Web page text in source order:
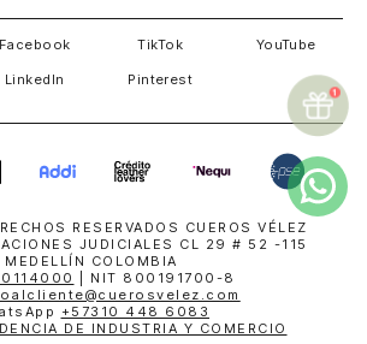
Facebook TikTok YouTube
LinkedIn Pinterest
RESERVADOS CUEROS VÉLEZ
JUDICIALES CL 29 # 52 -115
MEDELLÍN COLOMBIA
| NIT 800191700-8
+57310 448 6083
DE INDUSTRIA Y COMERCIO